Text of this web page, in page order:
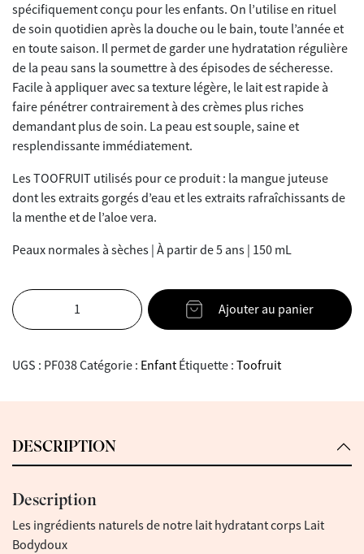
spécifiquement conçu pour les enfants. On l’utilise en rituel
de soin quotidien après la douche ou le bain, toute l’année et
en toute saison. Il permet de garder une hydratation régulière
de la peau sans la soumettre à des épisodes de sécheresse.
Facile à appliquer avec sa texture légère, le lait est rapide à
faire pénétrer contrairement à des crèmes plus riches
demandant plus de soin. La peau est souple, saine et
resplendissante immédiatement.
Les TOOFRUIT utilisés pour ce produit : la mangue juteuse
dont les extraits gorgés d’eau et les extraits rafraîchissants de
la menthe et de l’aloe vera.
Peaux normales à sèches | À partir de 5 ans | 150 mL
Ajouter au panier
UGS : PF038Catégorie : Enfant Étiquette : Toofruit
DESCRIPTION
Description
Les ingrédients naturels de notre lait hydratant corps Lait
Bodydoux